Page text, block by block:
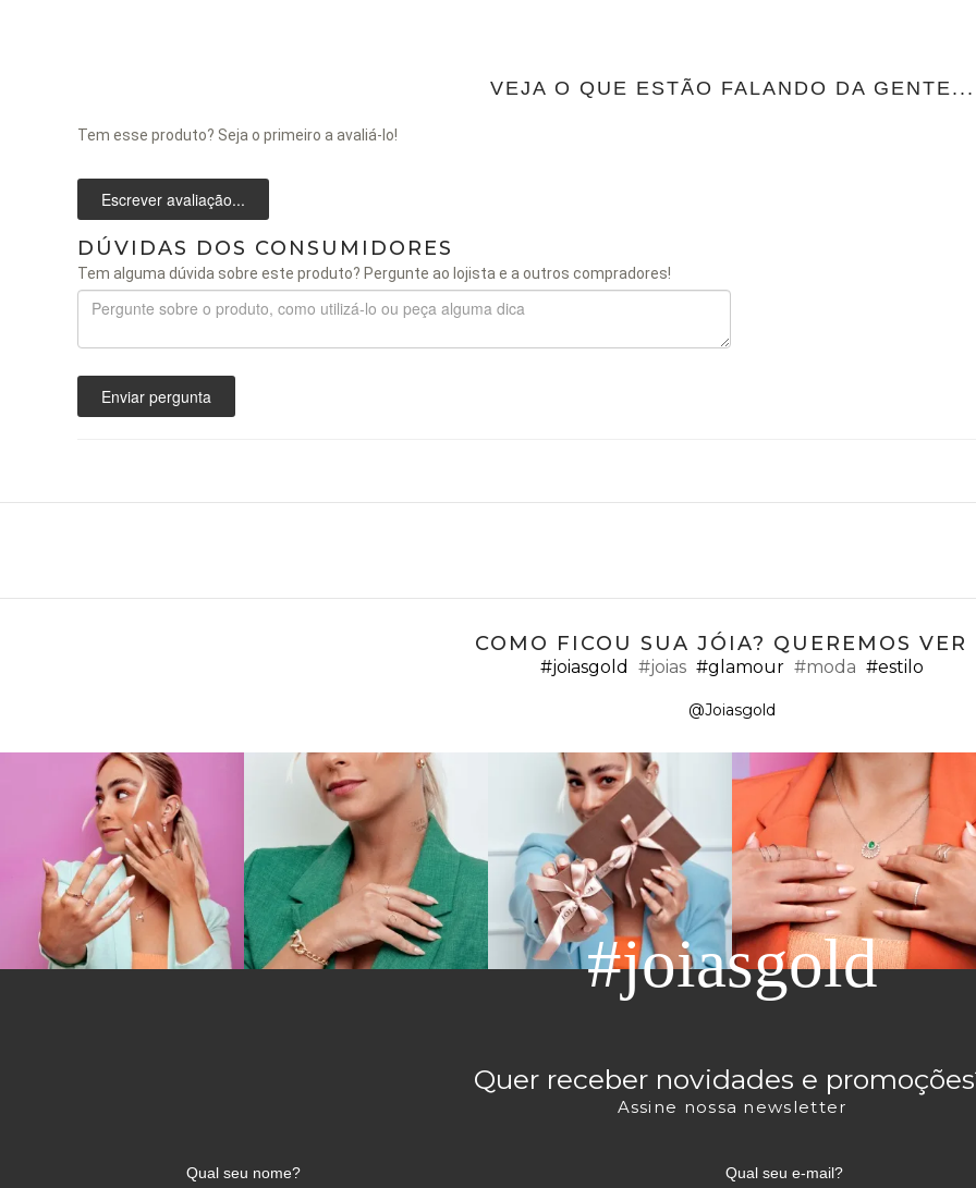
VEJA O QUE ESTÃO FALANDO DA GENTE...
Tem esse produto? Seja o primeiro a avaliá-lo!
Escrever avaliação...
DÚVIDAS DOS CONSUMIDORES
Tem alguma dúvida sobre este produto? Pergunte ao lojista e a outros compradores!
Enviar pergunta
COMO FICOU SUA JÓIA? QUEREMOS VER
#joiasgold #joias #glamour #moda #estilo
@Joiasgold
#joiasgold
Quer receber novidades e
Assine nossa newsletter
Qual seu nome? Qual seu e-mail?